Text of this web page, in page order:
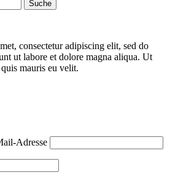
consectetur adipiscing elit, sed do
ut labore et dolore magna aliqua. Ut
mauris eu velit.
Adresse